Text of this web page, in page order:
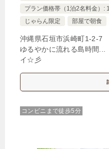
プラン価格帯（1泊2名料金）:
じゃらん限定
部屋で朝食
沖縄県石垣市浜崎町1-2-7
ゆるやかに流れる島時間
イ☆彡
コンビニまで徒歩5分